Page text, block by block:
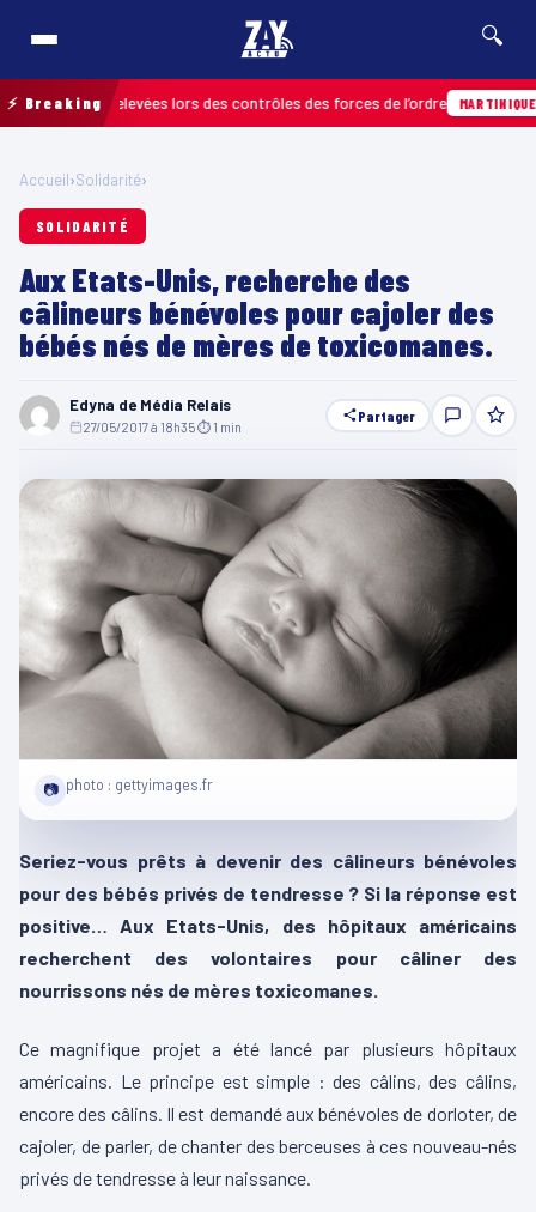
🔍
⚡ Breakingrelevées lors des contrôles des forces de l’ordre MARTINIQUE
Accueil›Solidarité›
SOLIDARITÉ
Aux Etats-Unis, recherche des
câlineurs bénévoles pour cajoler des
bébés nés de mères de toxicomanes.
Edyna de Média Relais
27/05/2017 à 18h35⏱ 1 min
Partager
📷 photo : gettyimages.fr
Seriez-vous prêts à devenir des câlineurs bénévoles
pour des bébés privés de tendresse ? Si la réponse est
positive… Aux Etats-Unis, des hôpitaux américains
recherchent des volontaires pour câliner des
nourrissons nés de mères toxicomanes.
Ce magnifique projet a été lancé par plusieurs hôpitaux
américains. Le principe est simple : des câlins, des câlins,
encore des câlins. Il est demandé aux bénévoles de dorloter, de
cajoler, de parler, de chanter des berceuses à ces nouveau-nés
privés de tendresse à leur naissance.